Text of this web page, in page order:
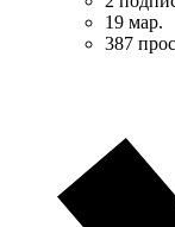
19 мар.
387